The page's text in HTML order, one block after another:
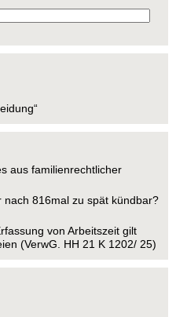
aus familienrechtlicher
816mal zu spät kündbar?
von Arbeitszeit gilt
(VerwG. HH 21 K 1202/ 25)